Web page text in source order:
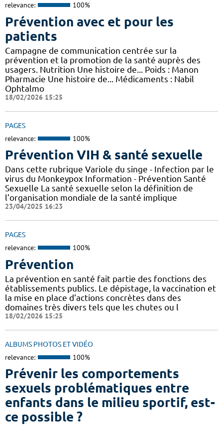
relevance: 100%
Prévention avec et pour les
patients
Campagne de communication centrée sur la
prévention et la promotion de la santé auprès des
usagers. Nutrition Une histoire de... Poids : Manon
Pharmacie Une histoire de... Médicaments : Nabil
Ophtalmo
18/02/2026 15:25
PAGES
relevance: 100%
Prévention VIH & santé sexuelle
Dans cette rubrique Variole du singe - Infection par le
virus du Monkeypox Information - Prévention Santé
Sexuelle La santé sexuelle selon la définition de
l’organisation mondiale de la santé implique
23/04/2025 16:23
PAGES
relevance: 100%
Prévention
La prévention en santé fait partie des fonctions des
établissements publics. Le dépistage, la vaccination et
la mise en place d'actions concrètes dans des
domaines très divers tels que les chutes ou l
18/02/2026 15:25
ALBUMS PHOTOS ET VIDÉO
relevance: 100%
Prévenir les comportements
sexuels problématiques entre
enfants dans le milieu sportif, est-
ce possible ?